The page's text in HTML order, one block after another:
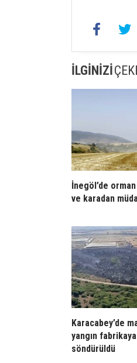
İLGİNİZİ
İnegöl’de orman
ve karadan
Karacabey’de
yangın
söndürüldü